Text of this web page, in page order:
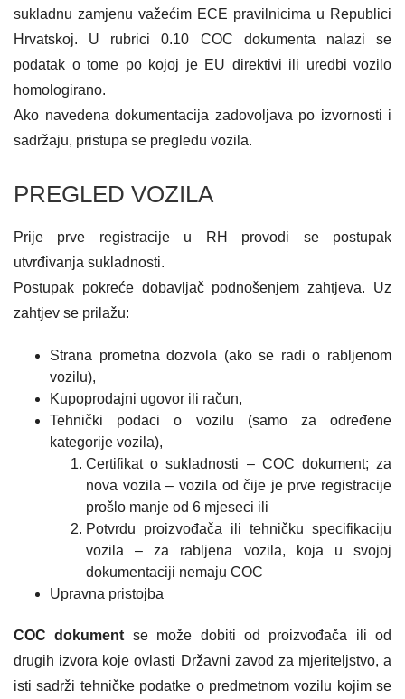
sukladnu zamjenu važećim ECE pravilnicima u Republici
Hrvatskoj. U rubrici 0.10 COC dokumenta nalazi se
podatak o tome po kojoj je EU direktivi ili uredbi vozilo
homologirano.
Ako navedena dokumentacija zadovoljava po izvornosti i
sadržaju, pristupa se pregledu vozila.
PREGLED VOZILA
Prije prve registracije u RH provodi se postupak
utvrđivanja sukladnosti.
Postupak pokreće dobavljač podnošenjem zahtjeva. Uz
zahtjev se prilažu:
Strana prometna dozvola (ako se radi o rabljenom
vozilu),
Kupoprodajni ugovor ili račun,
Tehnički podaci o vozilu (samo za određene
kategorije vozila),
Certifikat o sukladnosti – COC dokument; za
nova vozila – vozila od čije je prve registracije
prošlo manje od 6 mjeseci ili
Potvrdu proizvođača ili tehničku specifikaciju
vozila – za rabljena vozila, koja u svojoj
dokumentaciji nemaju COC
Upravna pristojba
COC dokument se može dobiti od proizvođača ili od
drugih izvora koje ovlasti Državni zavod za mjeriteljstvo, a
isti sadrži tehničke podatke o predmetnom vozilu kojim se